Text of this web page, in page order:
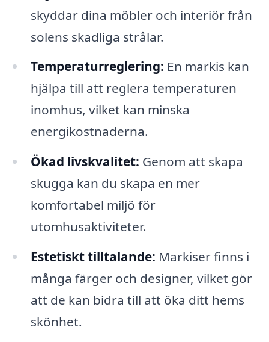
skyddar dina möbler och interiör från
solens skadliga strålar.
Temperaturreglering: En markis kan
hjälpa till att reglera temperaturen
inomhus, vilket kan minska
energikostnaderna.
Ökad livskvalitet: Genom att skapa
skugga kan du skapa en mer
komfortabel miljö för
utomhusaktiviteter.
Estetiskt tilltalande: Markiser finns i
många färger och designer, vilket gör
att de kan bidra till att öka ditt hems
skönhet.